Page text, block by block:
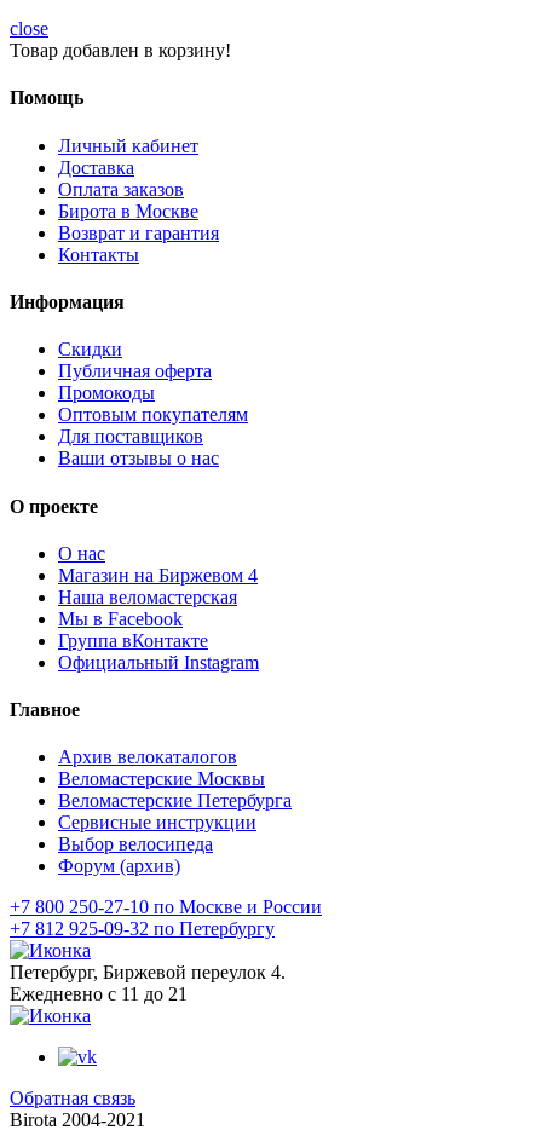
close
Товар добавлен в корзину!
Помощь
Личный кабинет
Доставка
Оплата заказов
Бирота в Москве
Возврат и гарантия
Контакты
Информация
Скидки
Публичная оферта
Промокоды
Оптовым покупателям
Для поставщиков
Ваши отзывы о нас
О проекте
О нас
Магазин на Биржевом 4
Наша веломастерская
Мы в Facebook
Группа вКонтакте
Официальный Instagram
Главное
Архив велокаталогов
Веломастерские Москвы
Веломастерские Петербурга
Сервисные инструкции
Выбор велосипеда
Форум (архив)
+7 800 250-27-10 по Москве и России
+7 812 925-09-32 по Петербургу
Петербург, Биржевой переулок 4.
Ежедневно с 11 до 21
Обратная связь
Birota 2004-2021